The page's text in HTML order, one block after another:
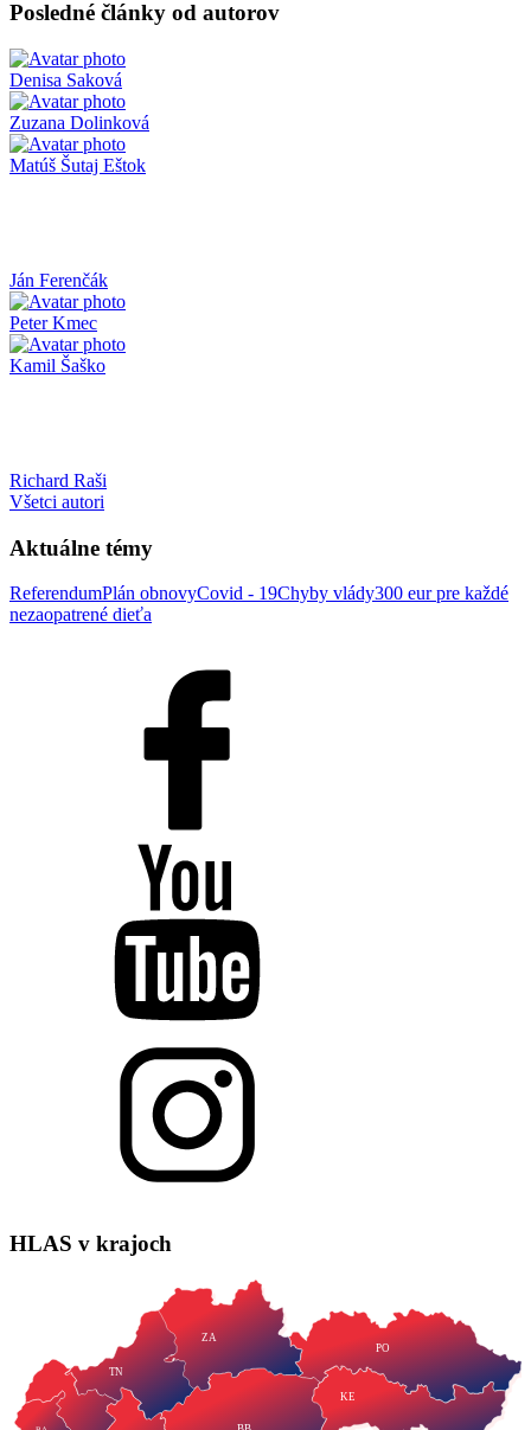
Posledné články od autorov
Denisa Saková
Zuzana Dolinková
Matúš Šutaj Eštok
Ján Ferenčák
Peter Kmec
Kamil Šaško
Richard Raši
Všetci autori
Aktuálne témy
ReferendumPlán obnovyCovid - 19Chyby vlády300 eur pre každé
nezaopatrené dieťa
HLAS v krajoch
TN
ZA
PO
KE